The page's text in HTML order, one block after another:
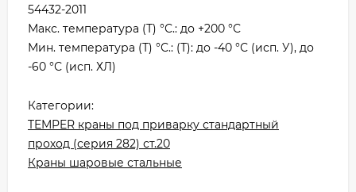
54432-2011
Макс. температура (Т) °С.: до +200 °С
Мин. температура (Т) °С.: (Т): до -40 °С (исп. У), до
-60 °С (исп. ХЛ)
Категории:
TEMPER краны под приварку стандартный
проход (серия 282) ст.20
Краны шаровые стальные